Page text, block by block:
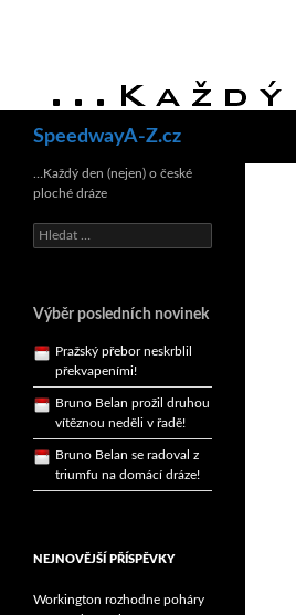
SpeedwayA-Z.cz
…Každý den (nejen) o české
ploché dráze
Vyhledávání
Výběr posledních novinek
triumfu na domácí dráze!
dlouhodrážní titul!
Pražský přebor neskrblil
Bruno Belan prožil druhou
Bruno Belan se radoval z
Andy Appleton obhájil
NEJNOVĚJŠÍ PŘÍSPĚVKY
Workington rozhodne poháry